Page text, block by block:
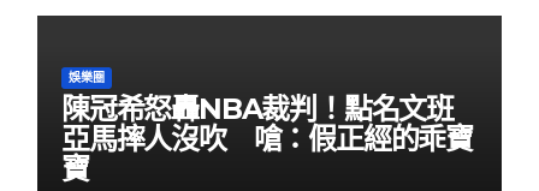
娛樂圈
陳冠希怒轟NBA裁判！點名文班
亞馬摔人沒吹 嗆：假正經的乖寶
寶